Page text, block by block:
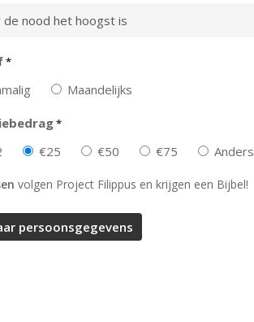
*
Maandelijks
*
€25 €50 €75 Anders
volgen Project Filippus en krijgen een Bijbel!